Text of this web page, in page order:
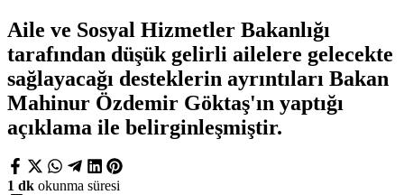
Aile ve Sosyal Hizmetler Bakanlığı
tarafından düşük gelirli ailelere gelecekte
sağlayacağı desteklerin ayrıntıları Bakan
Mahinur Özdemir Göktaş'ın yaptığı
açıklama ile belirginleşmiştir.
1 dk okunma süresi